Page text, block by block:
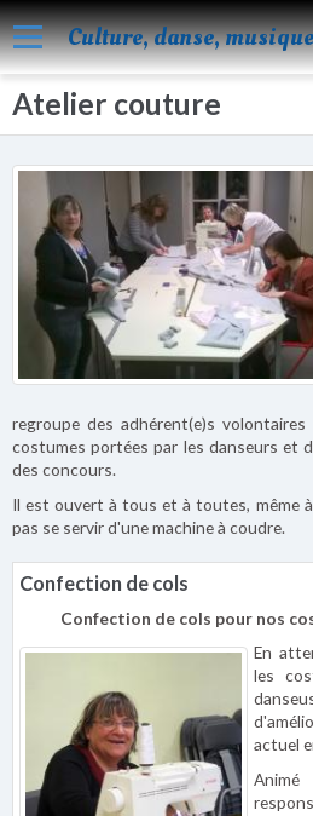
Accueil
Facebook
Les évènements
Album
Vidéos
Agenda
Vie de KOROLL
Contact
Atelier couture
regroupe des adhérent(e)s
costumes portées par les danseurs et
des concours.
Il est ouvert à tous et à toutes, même
pas se servir d'une machine à coudre.
Confection de cols
Confection de cols pour nos
En
les
actuel